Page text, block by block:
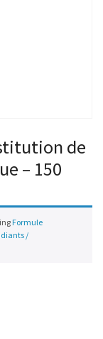
de
– 150
Formule
/